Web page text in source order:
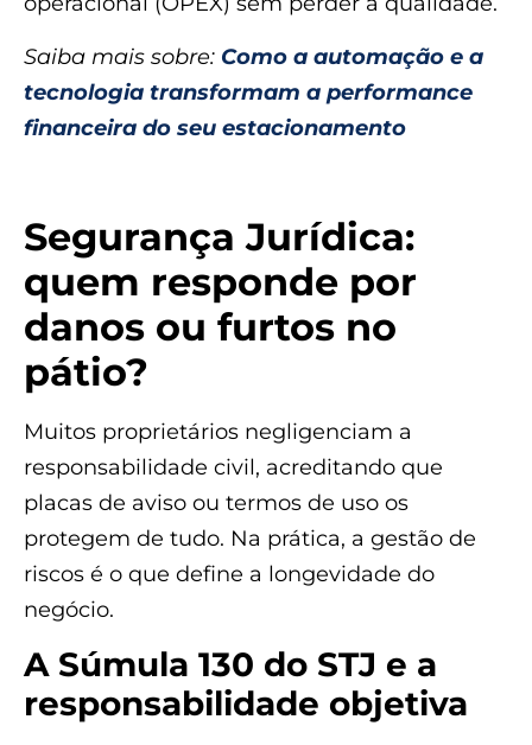
Saiba mais sobre: Como a automação e a
tecnologia transformam a performance
financeira do seu estacionamento
Segurança Jurídica:
quem responde por
danos ou furtos no
pátio?
Muitos proprietários negligenciam a
responsabilidade civil, acreditando que
placas de aviso ou termos de uso os
protegem de tudo. Na prática, a gestão de
riscos é o que define a longevidade do
negócio.
A Súmula 130 do STJ e a
responsabilidade objetiva